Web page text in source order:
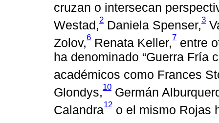
cruzan o intersecan
Westad,2 Daniela Spenser,3
Zolov,6 Renata Keller,7 entre
ha denominado “Guerra Fría
académicos como Frances
Glondys,10 Germán
Calandra12 o el mismo Rojas